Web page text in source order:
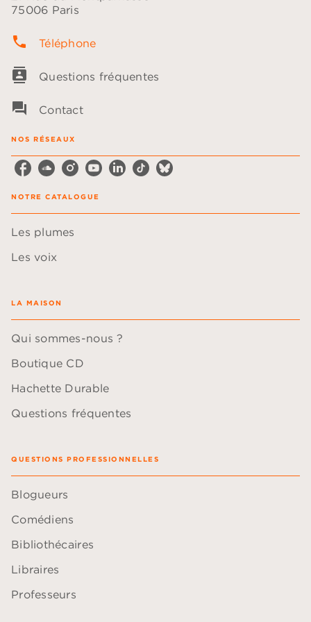
75006 Paris
phone Téléphone
contacts Questions fréquentes
question_answer Contact
NOS RÉSEAUX
NOTRE CATALOGUE
Les plumes
Les voix
LA MAISON
Qui sommes-nous ?
Boutique CD
Hachette Durable
Questions fréquentes
QUESTIONS PROFESSIONNELLES
Blogueurs
Comédiens
Bibliothécaires
Libraires
Professeurs